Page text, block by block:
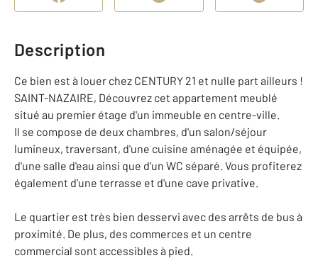
Description
Ce bien est à louer chez CENTURY 21 et nulle part ailleurs !
SAINT-NAZAIRE, Découvrez cet appartement meublé
situé au premier étage d'un immeuble en centre-ville.
Il se compose de deux chambres, d'un salon/séjour
lumineux, traversant, d'une cuisine aménagée et équipée,
d'une salle d'eau ainsi que d'un WC séparé. Vous profiterez
également d'une terrasse et d'une cave privative.
Le quartier est très bien desservi avec des arrêts de bus à
proximité. De plus, des commerces et un centre
commercial sont accessibles à pied.